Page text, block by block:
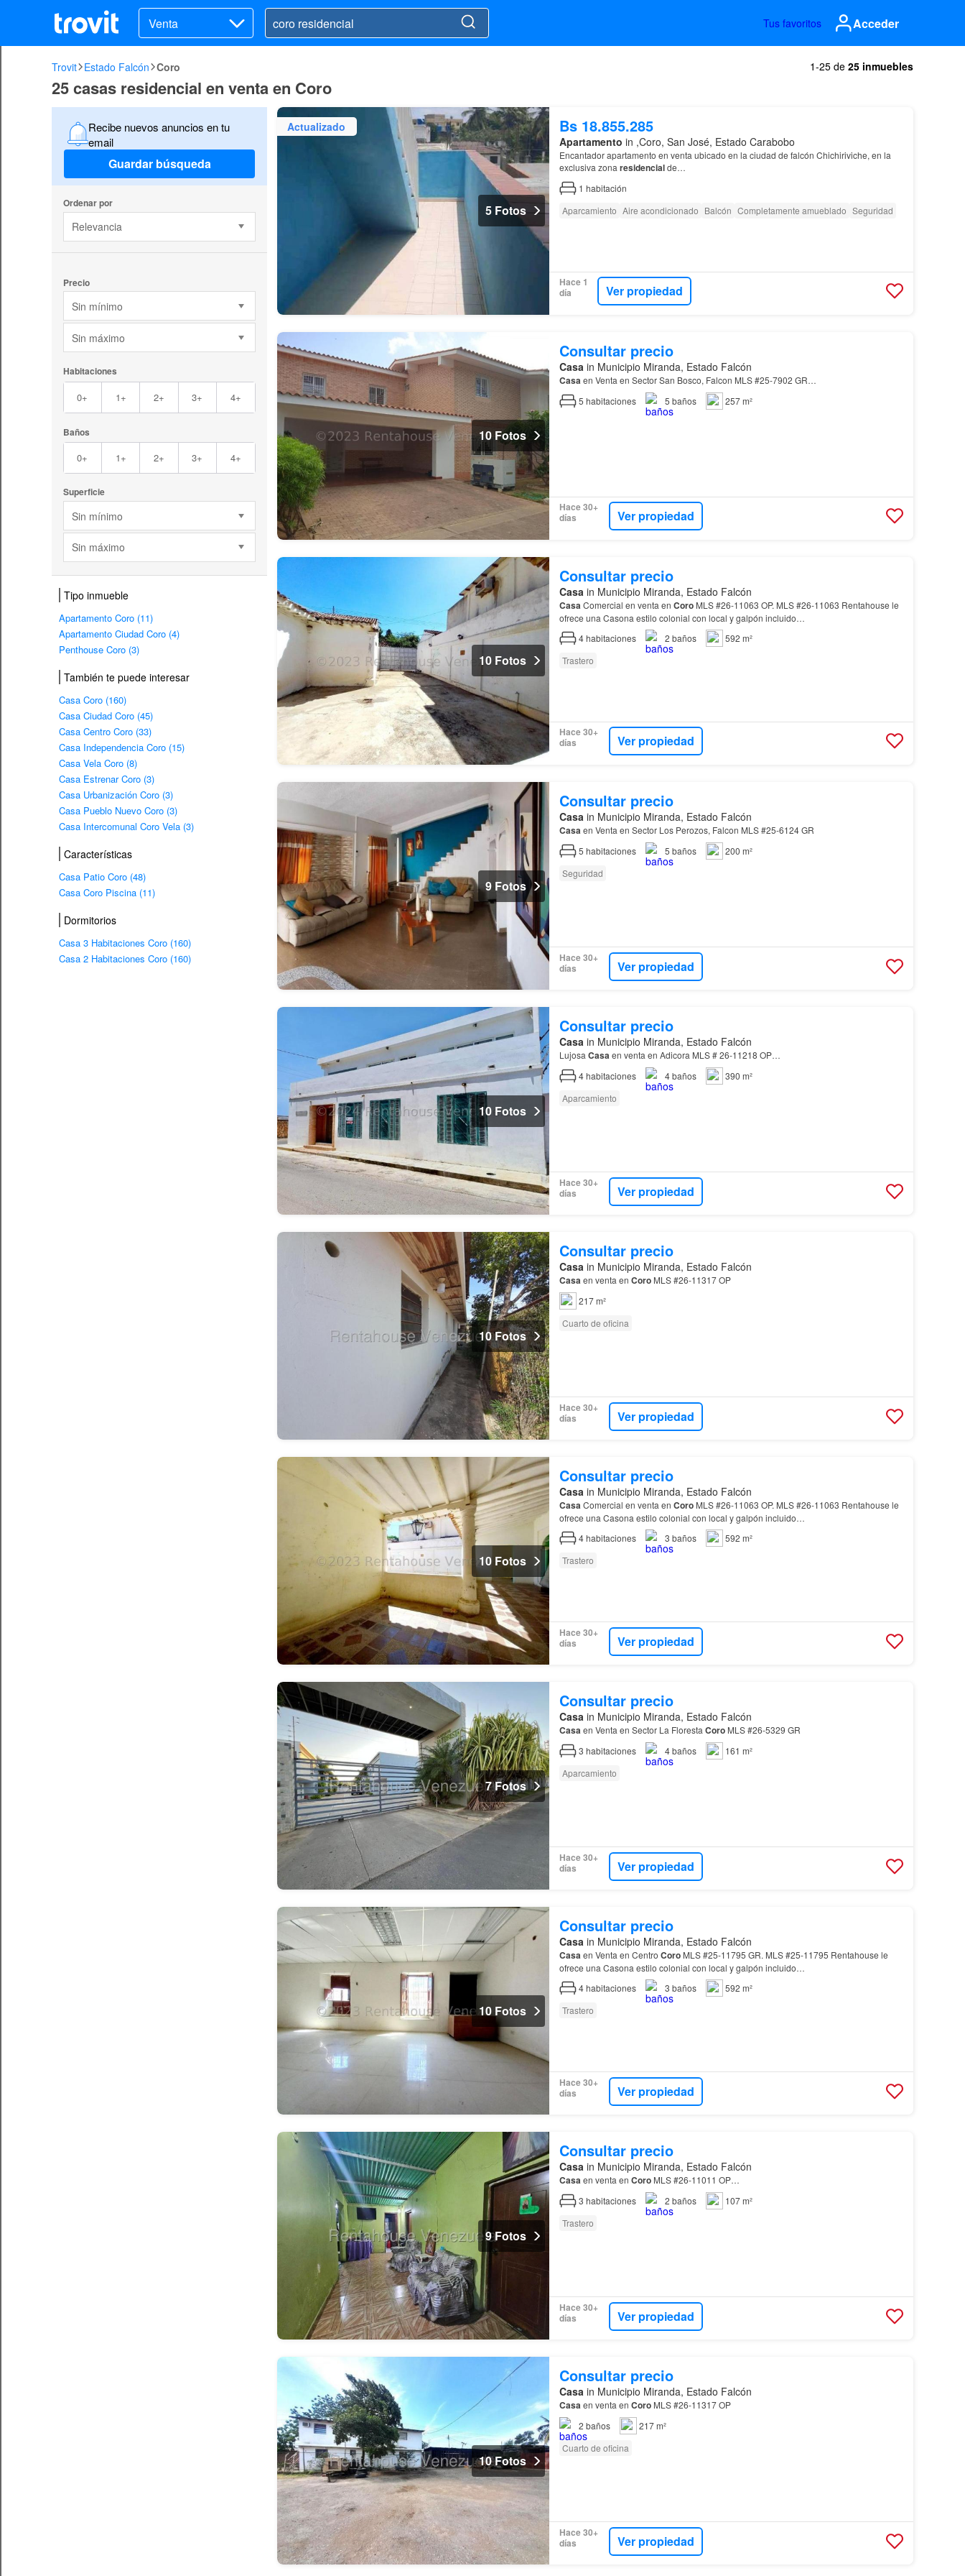
Venta Tus favoritos Acceder
Trovit Estado Falcón Coro 1-25 de 25 inmuebles
25 casas residencial en venta en Coro
Recibe nuevos anuncios en tu
email
Guardar búsqueda
Ordenar por
Relevancia
Precio
Sin mínimo
Sin máximo
Habitaciones
0+ 1+ 2+ 3+ 4+
Baños
0+ 1+ 2+ 3+ 4+
Superficie
Sin mínimo
Sin máximo
Tipo inmueble
Apartamento Coro (11)
Apartamento Ciudad Coro (4)
Penthouse Coro (3)
También te puede interesar
Casa Coro (160)
Casa Ciudad Coro (45)
Casa Centro Coro (33)
Casa Independencia Coro (15)
Casa Vela Coro (8)
Casa Estrenar Coro (3)
Casa Urbanización Coro (3)
Casa Pueblo Nuevo Coro (3)
Casa Intercomunal Coro Vela (3)
Características
Casa Patio Coro (48)
Casa Coro Piscina (11)
Dormitorios
Casa 3 Habitaciones Coro (160)
Casa 2 Habitaciones Coro (160)
Actualizado
5 Fotos
Bs 18.855.285
Apartamento in ,Coro, San José, Estado Carabobo
Encantador apartamento en venta ubicado en la ciudad de falcón Chichiriviche, en la
exclusiva zona residencialde…
1 habitación
Aparcamiento Aire acondicionado Balcón Completamente amueblado Seguridad
Hace 1
día
Ver propiedad
10 Fotos
Consultar precio
Casa in Municipio Miranda, Estado Falcón
Casaen Venta en Sector San Bosco, Falcon MLS #25-7902 GR…
5 habitaciones 5 baños 257 m²
Hace 30+
días
Ver propiedad
10 Fotos
Consultar precio
Casa in Municipio Miranda, Estado Falcón
CasaComercial en venta en CoroMLS #26-11063 OP. MLS #26-11063 Rentahouse le
ofrece una Casona estilo colonial con local y galpón incluido…
4habitaciones 2 baños
592 m²
Trastero
Hace 30+
días
Ver propiedad
9 Fotos
Consultar precio
Casa in Municipio Miranda, Estado Falcón
Casaen Venta en Sector Los Perozos, Falcon MLS #25-6124 GR
5 habitaciones 5 baños
200 m²
Seguridad
Hace 30+
días
Ver propiedad
10 Fotos
Consultar precio
Casain Municipio Miranda, Estado Falcón
Lujosa Casaen venta en Adicora MLS # 26-11218 OP…
4habitaciones 4baños
390 m²
Aparcamiento
Hace 30+
días
Ver propiedad
10 Fotos
Consultar precio
Casain Municipio Miranda, Estado Falcón
Casaen venta en CoroMLS #26-11317 OP
217 m²
Cuarto de oficina
Hace 30+
días
Ver propiedad
10 Fotos
Consultar precio
Casain Municipio Miranda, Estado Falcón
CasaComercial en venta en CoroMLS #26-11063 OP. MLS #26-11063 Rentahouse le
ofrece una Casona estilo colonial con local y galpón incluido…
4habitaciones 3 baños
592 m²
Trastero
Hace 30+
días
Ver propiedad
7 Fotos
Consultar precio
Casain Municipio Miranda, Estado Falcón
Casaen Venta en Sector La Floresta CoroMLS #26-5329 GR
3 habitaciones 4baños
161 m²
Aparcamiento
Hace 30+
días
Ver propiedad
10 Fotos
Consultar precio
Casain Municipio Miranda, Estado Falcón
Casaen Venta en Centro CoroMLS #25-11795 GR. MLS #25-11795 Rentahouse le
ofrece una Casona estilo colonial con local y galpón incluido…
4habitaciones 3 baños
592 m²
Trastero
Hace 30+
días
Ver propiedad
9 Fotos
Consultar precio
Casain Municipio Miranda, Estado Falcón
Casaen venta en CoroMLS #26-11011 OP…
3 habitaciones 2 baños
107 m²
Trastero
Hace 30+
días
Ver propiedad
10 Fotos
Consultar precio
Casain Municipio Miranda, Estado Falcón
Casaen venta en CoroMLS #26-11317 OP
2 baños
217 m²
Cuarto de oficina
Hace 30+
días
Ver propiedad